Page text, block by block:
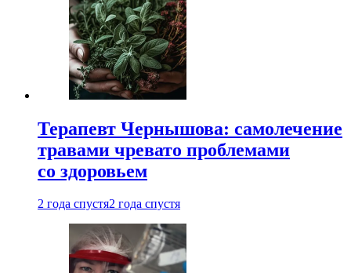
Терапевт Чернышова: самолечение
травами чревато проблемами
со здоровьем
2 года спустя2 года спустя